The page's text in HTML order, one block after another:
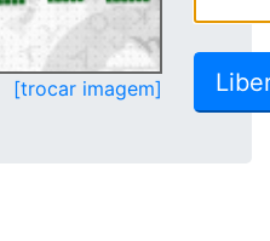
[trocar imagem]